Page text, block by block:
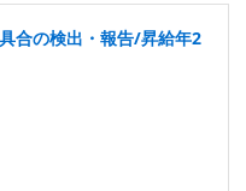
合の検出・報告/昇給年2